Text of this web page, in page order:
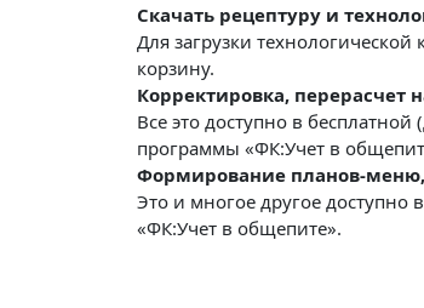
Скачать рецептуру и
Для загрузки
корзину.
Корректировка, перерасчет
Все это доступно в
программы «ФК:Учет в
Формирование планов-меню,
Это и многое другое
«ФК:Учет в общепите».